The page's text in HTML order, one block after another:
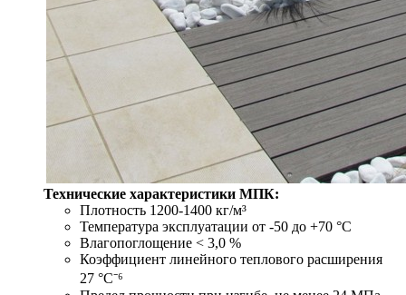
Технические характеристики МПК:
Плотность 1200-1400 кг/м³
Температура эксплуатации от -50 до +70 °С
Влагопоглощение < 3,0 %
Коэффициент линейного теплового расширения
27 °С⁻⁶